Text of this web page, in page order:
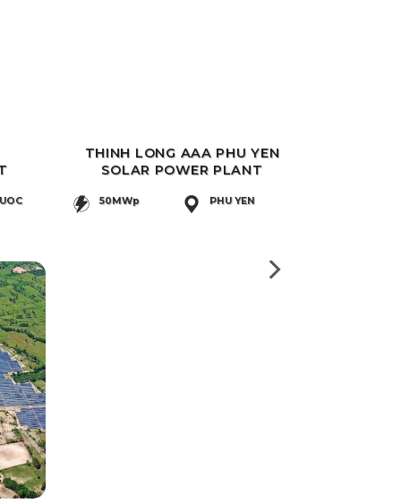
THINH LONG AAA PHU YEN
SOLAR POWER PLANT
50MWp PHU YEN